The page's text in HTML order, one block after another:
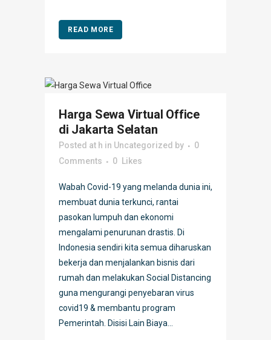
READ MORE
Harga Sewa Virtual Office
di Jakarta Selatan
Posted at h in Uncategorized by
0
Comments
0 Likes
Wabah Covid-19 yang melanda dunia ini,
membuat dunia terkunci, rantai
pasokan lumpuh dan ekonomi
mengalami penurunan drastis. Di
Indonesia sendiri kita semua diharuskan
bekerja dan menjalankan bisnis dari
rumah dan melakukan Social Distancing
guna mengurangi penyebaran virus
covid19 & membantu program
Pemerintah. Disisi Lain Biaya...